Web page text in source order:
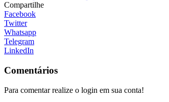
Compartilhe
Facebook
Twitter
Whatsapp
Telegram
LinkedIn
Comentários
Para comentar realize o login em sua conta!